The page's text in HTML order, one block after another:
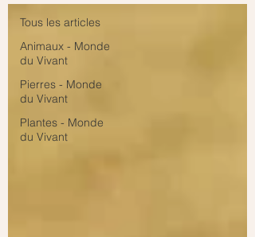
Tous les articles
Animaux - Monde
du Vivant
Pierres - Monde
du Vivant
Plantes - Monde
du Vivant